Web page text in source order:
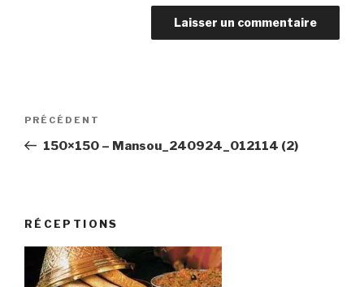
Navigation
l’article
Article
précédent
PRÉCÉDENT
150×150 – Mansou_240924_012114 (2)
RÉCEPTIONS